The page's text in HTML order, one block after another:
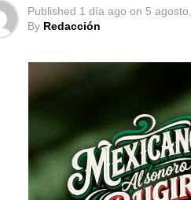
Published 1 día ago on 5
By Redacción